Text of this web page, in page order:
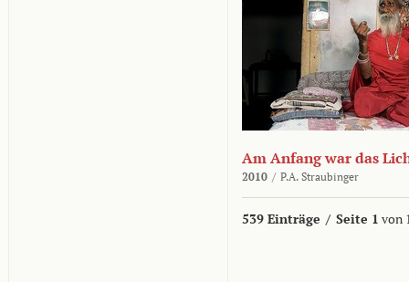
Am Anfang war das
2010 / P.A. Straubinger
539 Einträge / Seite 1 von